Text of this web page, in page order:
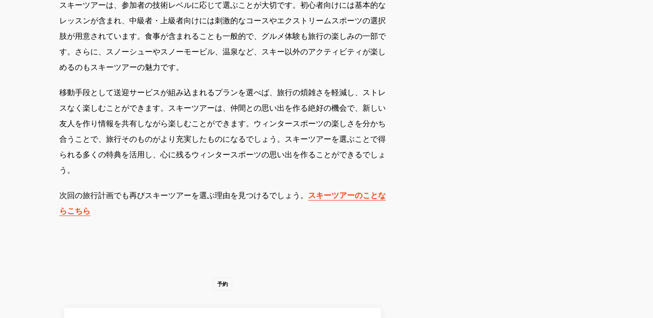
スキーツアーは、参加者の技術レベルに応じて選ぶことが大切です。初心者向けには基本的な
レッスンが含まれ、中級者・上級者向けには刺激的なコースやエクストリームスポーツの選択
肢が用意されています。食事が含まれることも一般的で、グルメ体験も旅行の楽しみの一部で
す。さらに、スノーシューやスノーモービル、温泉など、スキー以外のアクティビティが楽し
めるのもスキーツアーの魅力です。
移動手段として送迎サービスが組み込まれるプランを選べば、旅行の煩雑さを軽減し、ストレ
スなく楽しむことができます。スキーツアーは、仲間との思い出を作る絶好の機会で、新しい
友人を作り情報を共有しながら楽しむことができます。ウィンタースポーツの楽しさを分かち
合うことで、旅行そのものがより充実したものになるでしょう。スキーツアーを選ぶことで得
られる多くの特典を活用し、心に残るウィンタースポーツの思い出を作ることができるでしょ
う。
次回の旅行計画でも再びスキーツアーを選ぶ理由を見つけるでしょう。 スキーツアーのことな
らこちら
予約